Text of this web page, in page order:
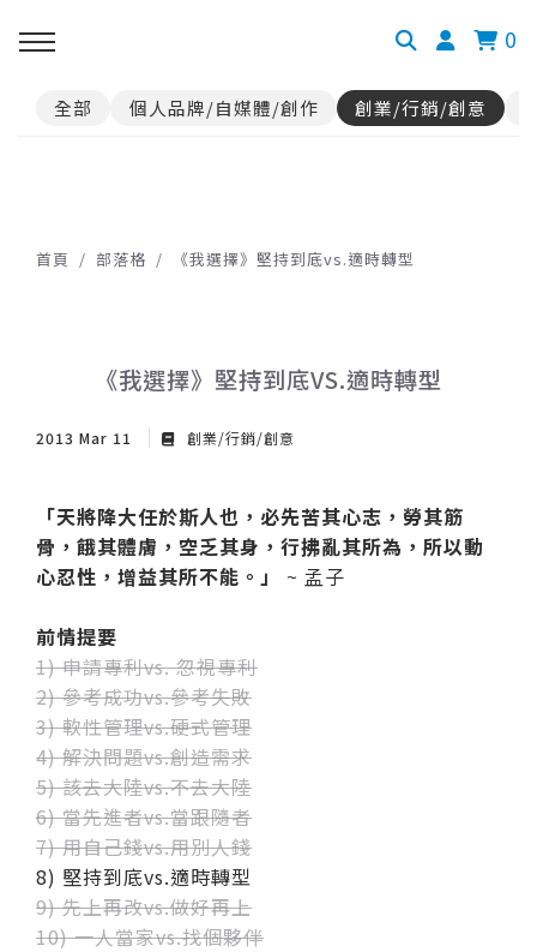
0
全部 個人品牌/自媒體/創作 創業/行銷/創意
首頁 部落格 《我選擇》堅持到底vs.適時轉型
《我選擇》堅持到底VS.適時轉型
2013 Mar 11 創業/行銷/創意
「天將降大任於斯人也，必先苦其心志，勞其筋
骨，餓其體膚，空乏其身，行拂亂其所為，所以動
心忍性，增益其所不能。」
~ 孟子
前情提要
1) 申請專利vs. 忽視專利
2) 參考成功vs.參考失敗
3) 軟性管理vs.硬式管理
4) 解決問題vs.創造需求
5) 該去大陸vs.不去大陸
6) 當先進者vs.當跟隨者
7) 用自己錢vs.用別人錢
8) 堅持到底vs.適時轉型
9) 先上再改vs.做好再上
10) 一人當家vs.找個夥伴